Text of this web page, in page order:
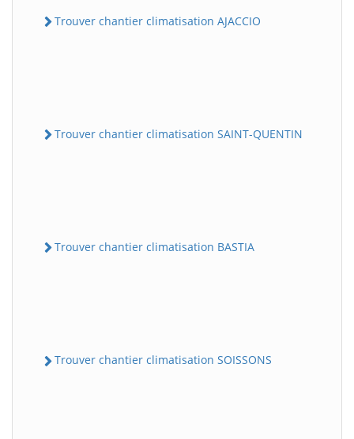
Trouver chantier climatisation AJACCIO
Trouver chantier climatisation SAINT-QUENTIN
Trouver chantier climatisation BASTIA
Trouver chantier climatisation SOISSONS